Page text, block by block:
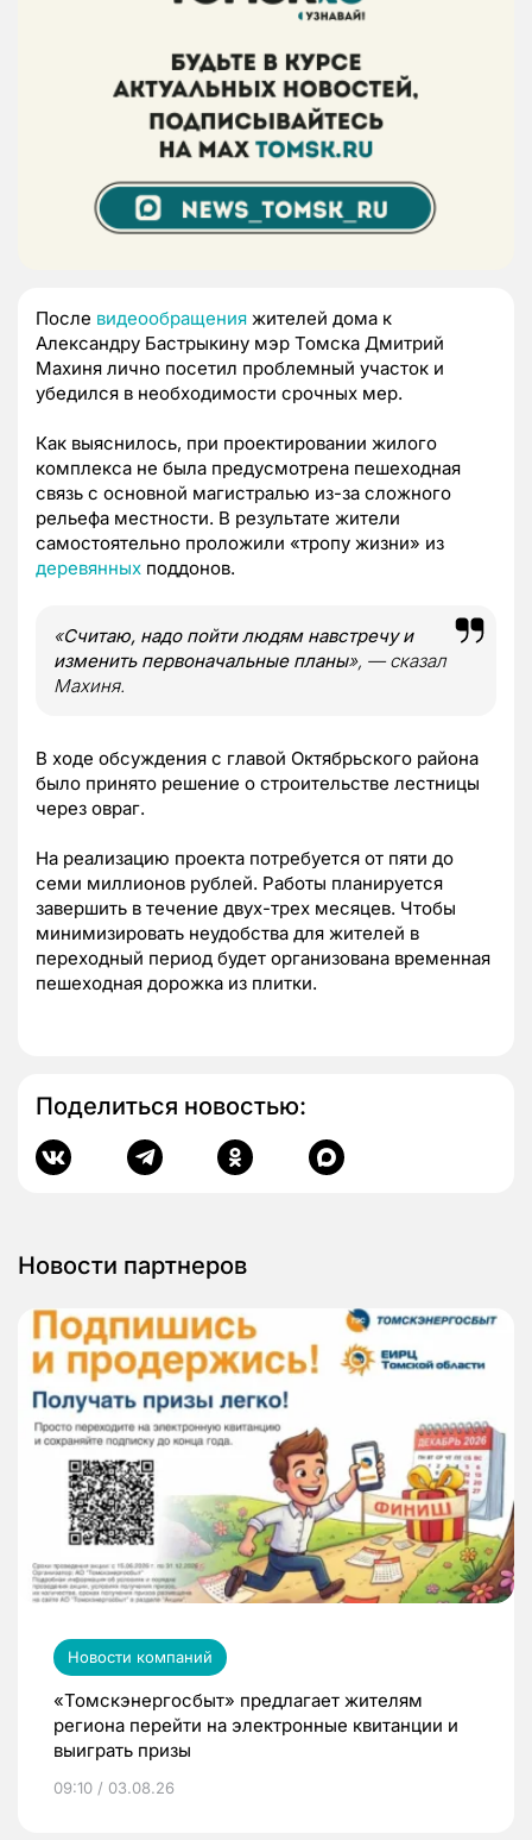
После видеообращения жителей дома к
Александру Бастрыкину мэр Томска Дмитрий
Махиня лично посетил проблемный участок и
убедился в необходимости срочных мер.
Как выяснилось, при проектировании жилого
комплекса не была предусмотрена пешеходная
связь с основной магистралью из-за сложного
рельефа местности. В результате жители
самостоятельно проложили «тропу жизни» из
деревянных поддонов.
«Считаю, надо пойти людям навстречу и
изменить первоначальные планы», — сказал
Махиня.
В ходе обсуждения с главой Октябрьского района
было принято решение о строительстве лестницы
через овраг.
На реализацию проекта потребуется от пяти до
семи миллионов рублей. Работы планируется
завершить в течение двух-трех месяцев. Чтобы
минимизировать неудобства для жителей в
переходный период будет организована временная
пешеходная дорожка из плитки.
Поделиться новостью:
Новости партнеров
Новости компаний
«Томскэнергосбыт» предлагает жителям
региона перейти на электронные квитанции и
выиграть призы
09:10 / 03.08.26